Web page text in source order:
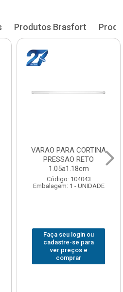
Produtos Brasfort
VARAO PARA CORTINA
PRESSAO RETO
1.05a1.18cm
Código: 104043
Embalagem: 1 - UNIDADE
Faça seu login ou
cadastre-se para
ver preços e
comprar